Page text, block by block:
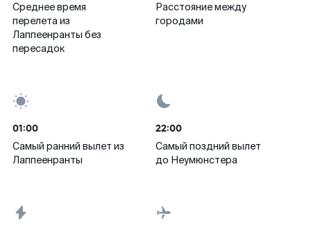
Среднее время
перелета из
Лаппеенранты без
пересадок
Расстояние между
городами
01:00
Самый ранний вылет из
Лаппеенранты
22:00
Самый поздний вылет
до Неумюнстера